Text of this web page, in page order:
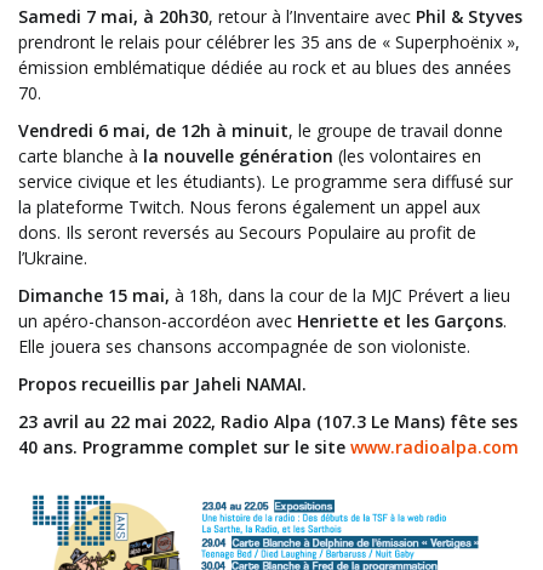
Samedi 7 mai, à 20h30, retour à l’Inventaire avec Phil & Styves
prendront le relais pour célébrer les 35 ans de « Superphoënix »,
émission emblématique dédiée au rock et au blues des années
70.
Vendredi 6 mai, de 12h à minuit, le groupe de travail donne
carte blanche à la nouvelle génération (les volontaires en
service civique et les étudiants). Le programme sera diffusé sur
la plateforme Twitch. Nous ferons également un appel aux
dons. Ils seront reversés au Secours Populaire au profit de
l’Ukraine.
Dimanche 15 mai, à 18h, dans la cour de la MJC Prévert a lieu
un apéro-chanson-accordéon avec Henriette et les Garçons.
Elle jouera ses chansons accompagnée de son violoniste.
Propos recueillis par Jaheli NAMAI.
23 avril au 22 mai 2022, Radio Alpa (107.3 Le Mans) fête ses
40 ans. Programme complet sur le site www.radioalpa.com